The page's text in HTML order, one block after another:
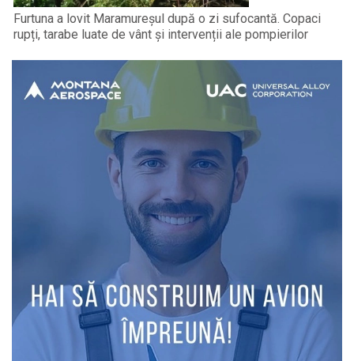
Furtuna a lovit Maramureșul după o zi sufocantă. Copaci
rupți, tarabe luate de vânt și intervenții ale pompierilor